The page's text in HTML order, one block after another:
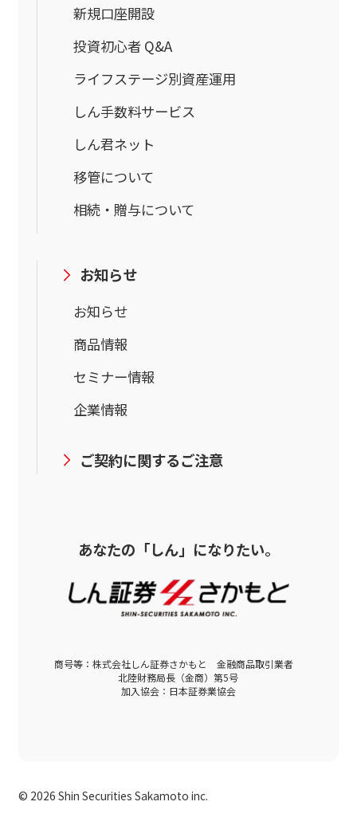
新規口座開設
投資初心者 Q&A
ライフステージ別資産運用
しん手数料サービス
しん君ネット
移管について
相続・贈与について
お知らせ
お知らせ
商品情報
セミナー情報
企業情報
ご契約に関するご注意
あなたの「しん」になりたい。
商号等：株式会社しん証券さかもと 金融商品取引業者
北陸財務局長（金商）第5号
加入協会：日本証券業協会
© 2026 Shin Securities Sakamoto inc.